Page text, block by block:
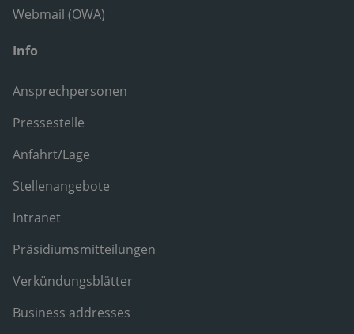
Webmail (OWA)
Info
Ansprechpersonen
Pressestelle
Anfahrt/Lage
Stellenangebote
Intranet
Präsidiumsmitteilungen
Verkündungsblätter
Business addresses